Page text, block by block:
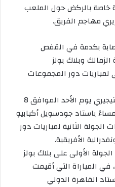
خاصة بالركض حول الملعب
مهاجم الفريق.
بكدمة في القفص
وبلاك بولز
لمباريات دور المجموعات
ويستعد الزمالك للقاء إنيمبا النيجيري يوم الأحد الموافق 8
باستاد جودسويل أكبابيو
الجولة الثانية لمباريات دور
الأفريقية.
الأولى على بلاك بولز
المباراة التي أقيمت
القاهرة الدولي